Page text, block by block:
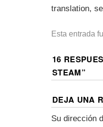
translation,
Esta entrada
16
STEAM”
DEJA UNA
Su dirección